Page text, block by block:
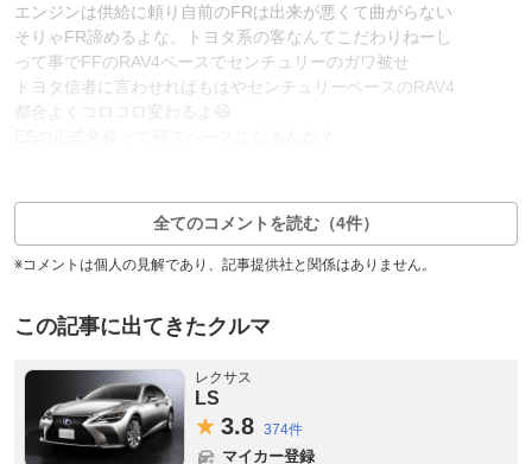
エンジンは供給に頼り自前のFRは出来が悪くて曲がらない
そりゃFR諦めるよな。トヨタ系の客なんてこだわりねーし
って事でFFのRAV4ベースでセンチュリーのガワ被せ
トヨタ信者に言わせればもはやセンチュリーベースのRAV4
都合よくコロコロ変わるよ😆
全てのコメントを読む（4件）
※コメントは個人の見解であり、記事提供社と関係はありません。
この記事に出てきたクルマ
レクサス
LS
3.8 374件
マイカー登録